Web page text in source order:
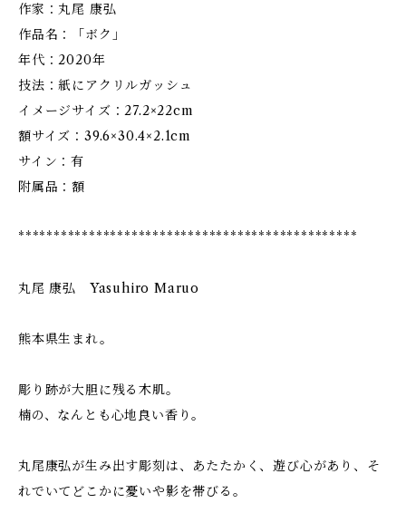
作家：丸尾 康弘
作品名：「ボク」
年代：2020年
技法：紙にアクリルガッシュ
イメージサイズ：27.2×22cm
額サイズ：39.6×30.4×2.1cm
サイン：有
附属品：額
************************************************
丸尾 康弘 Yasuhiro Maruo
熊本県生まれ。
彫り跡が大胆に残る木肌。
楠の、なんとも心地良い香り。
丸尾康弘が生み出す彫刻は、あたたかく、遊び心があり、そ
れでいてどこかに憂いや影を帯びる。